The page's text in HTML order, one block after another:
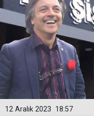
18:57
12 Aralık 2023